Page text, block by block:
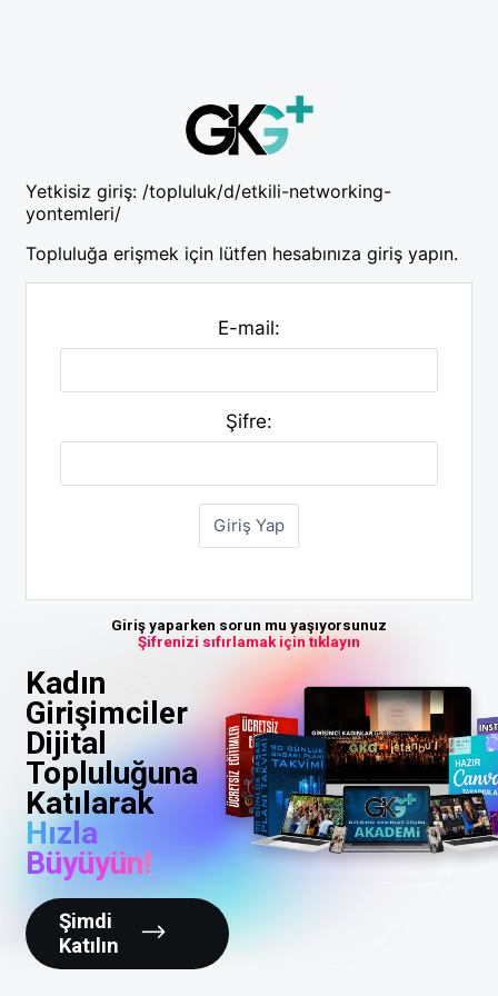
Yetkisiz giriş: /topluluk/d/etkili-networking-
yontemleri/
Topluluğa erişmek için lütfen hesabınıza giriş yapın.
E-mail:
Şifre:
Giriş yaparken sorun mu yaşıyorsunuz
Şifrenizi sıfırlamak için tıklayın
Kadın
Girişimciler
Dijital
Topluluğuna
Katılarak
Hızla
Büyüyün!
Şimdi
Katılın